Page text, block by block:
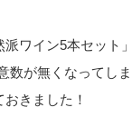
ワイン5本セット
数が無くなってしま
きました！